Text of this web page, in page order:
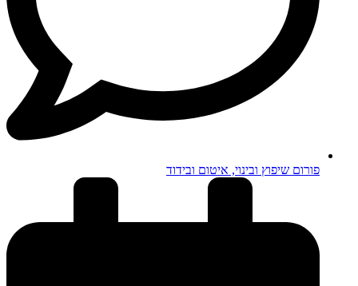
פורום שיפוץ ובינוי, איטום ובידוד